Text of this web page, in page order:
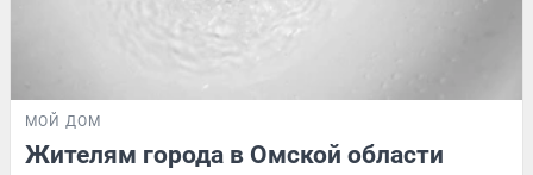
МОЙ ДОМ
Жителям города в Омской области